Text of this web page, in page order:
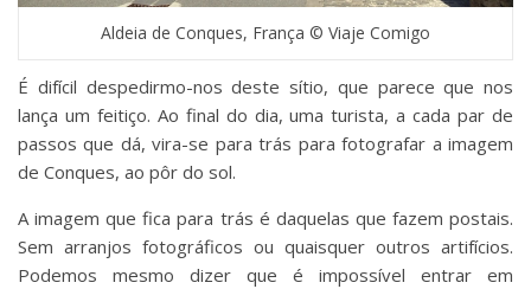
Aldeia de Conques, França © Viaje Comigo
É difícil despedirmo-nos deste sítio, que parece que nos
lança um feitiço. Ao final do dia, uma turista, a cada par de
passos que dá, vira-se para trás para fotografar a imagem
de Conques, ao pôr do sol.
A imagem que fica para trás é daquelas que fazem postais.
Sem arranjos fotográficos ou quaisquer outros artifícios.
Podemos mesmo dizer que é impossível entrar em